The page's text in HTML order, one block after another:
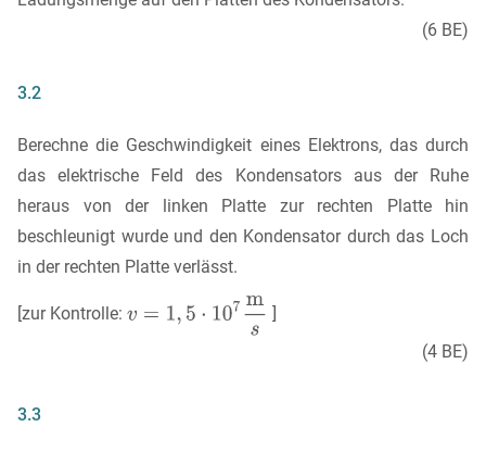
(6 BE)
3.2
Berechne die Geschwindigkeit eines Elektrons, das durch
das elektrische Feld des Kondensators aus der Ruhe
heraus von der linken Platte zur rechten Platte hin
beschleunigt wurde und den Kondensator durch das Loch
in der rechten Platte verlässt.
[zur Kontrolle:
]
(4 BE)
3.3